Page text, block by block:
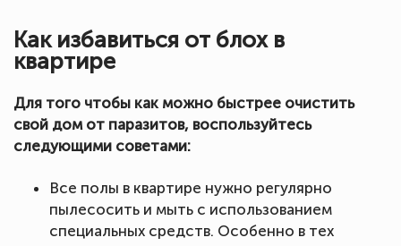
Как избавиться от блох в
квартире
Для того чтобы как можно быстрее очистить
свой дом от паразитов, воспользуйтесь
следующими советами:
Все полы в квартире нужно регулярно
пылесосить и мыть с использованием
специальных средств. Особенно в тех